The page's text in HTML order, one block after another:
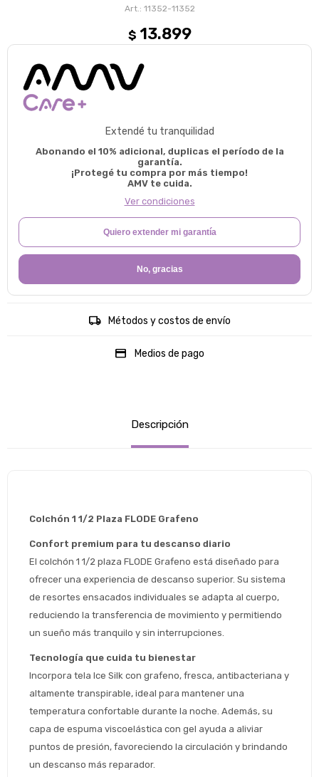
11352-11352
$ 13.899
Extendé tu tranquilidad
Abonando el 10% adicional, duplicas el período de la
garantía.
¡Protegé tu compra por más tiempo!
AMV te cuida.
Ver condiciones
Quiero extender mi garantía
No, gracias
Métodos y costos de envío
Medios de pago
Descripción
Colchón 1 1/2 Plaza FLODE Grafeno
Confort premium para tu descanso diario
El colchón 1 1/2 plaza FLODE Grafeno está diseñado para
ofrecer una experiencia de descanso superior. Su sistema
de resortes ensacados individuales se adapta al cuerpo,
reduciendo la transferencia de movimiento y permitiendo
un sueño más tranquilo y sin interrupciones.
Tecnología que cuida tu bienestar
Incorpora tela Ice Silk con grafeno, fresca, antibacteriana y
altamente transpirable, ideal para mantener una
temperatura confortable durante la noche. Además, su
capa de espuma viscoelástica con gel ayuda a aliviar
puntos de presión, favoreciendo la circulación y brindando
un descanso más reparador.